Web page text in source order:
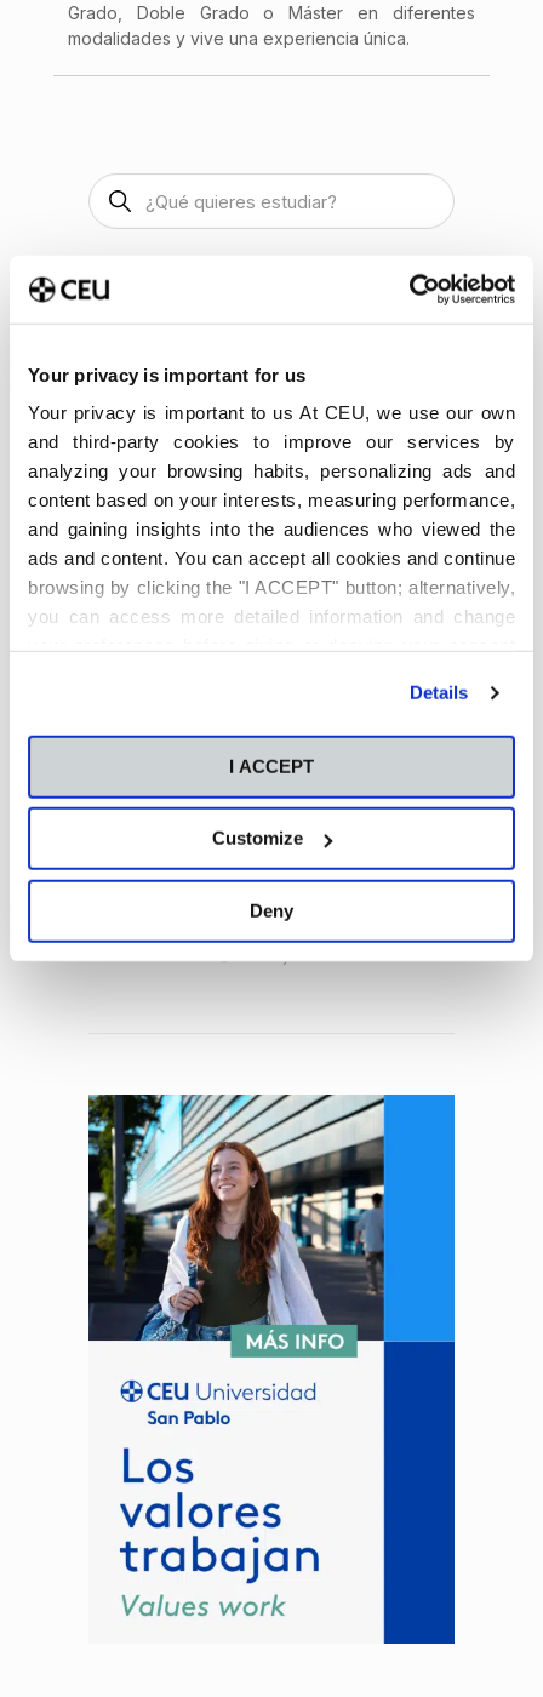
Your privacy is important for us
Your privacy is important to us At CEU, we use our own
and third-party cookies to improve our services by
analyzing your browsing habits, personalizing ads and
content based on your interests, measuring performance,
and gaining insights into the audiences who viewed the
ads and content. You can accept all cookies and continue
browsing by clicking the "I ACCEPT" button; alternatively,
you can access more detailed information and change
Details
I ACCEPT
Customize
Deny
Grado, Doble Grado o Máster en diferentes
modalidades y vive una experiencia única.
Últimas publicaciones
Método Pomodoro para
estudiar: Cómo aplicarlo en
la universidad y cuándo no
funciona
6 de agosto de 2026
Qué es y cómo está
transformando el análisis
predictivo la sostenibilidad
entre tus opciones finalistas
4 de agosto de 2026
¿Qué es People Analytics y
por qué está
revolucionando la gestión
del talento?